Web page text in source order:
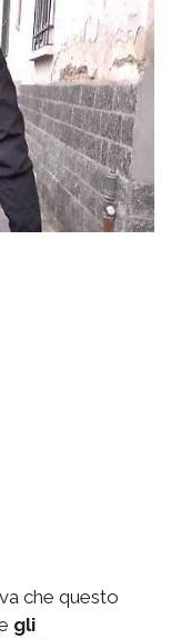
che questo
gli